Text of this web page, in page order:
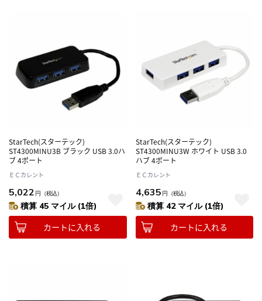
StarTech(スターテック)
ST4300MINU3B ブラック USB 3.0ハ
ブ 4ポート
ＥＣカレント
5,022 円 （税込）
積算 45 マイル (1倍)
カートに入れる
StarTech(スターテック)
ST4300MINU3W ホワイト USB 3.0
ハブ 4ポート
ＥＣカレント
4,635 円 （税込）
積算 42 マイル (1倍)
カートに入れる